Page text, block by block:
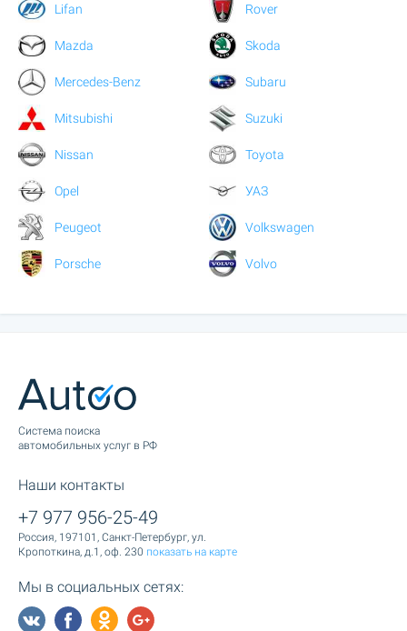
Lifan
Mazda
Mercedes-Benz
Mitsubishi
Nissan
Opel
Peugeot
Porsche
Rover
Skoda
Subaru
Suzuki
Toyota
УАЗ
Volkswagen
Volvo
Cистема поиска
автомобильных услуг в РФ
Наши контакты
+7 977 956-25-49
Россия, 197101, Санкт-Петербург, ул.
Кропоткина, д.1, оф. 230 показать на карте
Мы в социальных сетях: